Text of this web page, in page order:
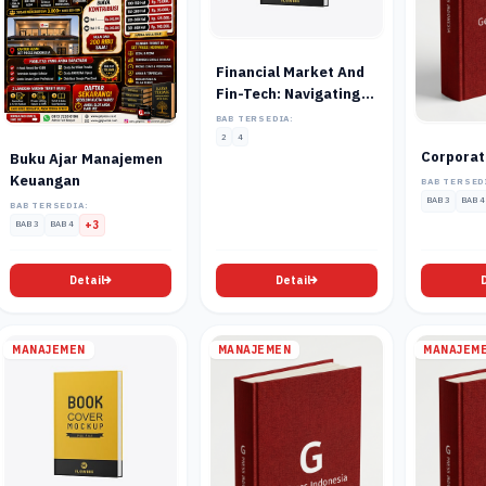
Buku Ajar Manajemen
Keuangan
BAB TERSEDIA:
BAB 3
BAB 4 +3
Detail
Financial Market And
Fin-Tech: Navigating
The Future Of Finance
BAB TERSEDIA:
2
4
Detail
BAB
BAB 3
BAB 4
MANAJEMEN MANAJEMEN